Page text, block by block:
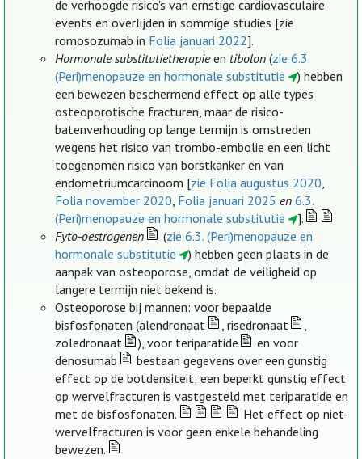
de verhoogde risico's van ernstige cardiovasculaire
events en overlijden in sommige studies [zie
romosozumab in Folia januari 2022].
Hormonale substitutietherapieen tibolon (zie 6.3.
(Peri)menopauze en hormonale substitutie
) hebben
een bewezen beschermend effect op alle types
osteoporotische fracturen, maar de risico-
batenverhouding op lange termijn is omstreden
wegens het risico van trombo-embolie en een licht
toegenomen risico van borstkanker en van
endometriumcarcinoom [zie Folia augustus 2020,
Folia november 2020, Folia januari 2025 en 6.3.
(Peri)menopauze en hormonale substitutie
].
Fyto-oestrogenen
(zie 6.3. (Peri)menopauze en
hormonale substitutie
) hebben geen plaats in de
aanpak van osteoporose, omdat de veiligheid op
langere termijn niet bekend is.
Osteoporose bij mannen: voor bepaalde
bisfosfonaten (alendronaat
, risedronaat
,
zoledronaat
), voor teriparatide
en voor
denosumab
bestaan gegevens over een gunstig
effect op de botdensiteit; een beperkt gunstig effect
op wervelfracturen is vastgesteld met teriparatide en
met de bisfosfonaten.
Het effect op niet-
wervelfracturen is voor geen enkele behandeling
bewezen.